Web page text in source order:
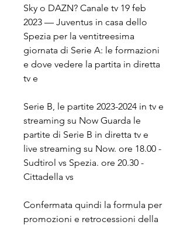
Sky o DAZN? Canale tv 19 feb
2023 — Juventus in casa dello
Spezia per la ventitreesima
giornata di Serie A: le formazioni
e dove vedere la partita in diretta
tv e
Serie B, le partite 2023-2024 in tv e
streaming su Now Guarda le
partite di Serie B in diretta tv e
live streaming su Now. ore 18.00 -
Sudtirol vs Spezia. ore 20.30 -
Cittadella vs
Confermata quindi la formula per
promozioni e retrocessioni della